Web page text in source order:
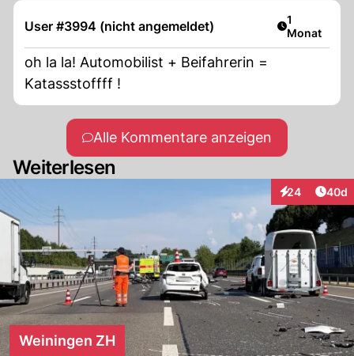
User #3994 (nicht angemeldet) Artikel
1
Monat
oh la la! Automobilist + Beifahrerin =
Katassstoffff !
Alle Kommentare anzeigen
Weiterlesen
24
Interaktionen
40d
Weiningen ZH